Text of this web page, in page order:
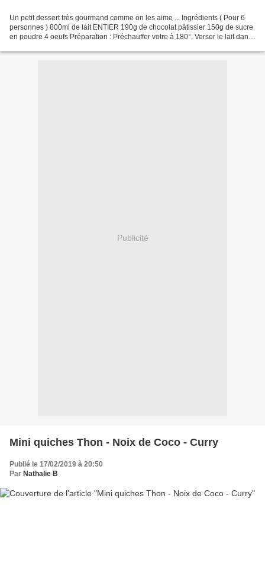
Un petit dessert très gourmand comme on les aime ... Ingrédients ( Pour 6
personnes ) 800ml de lait ENTIER 190g de chocolat pâtissier 150g de sucre
en poudre 4 oeufs Préparation : Préchauffer votre à 180°. Verser le lait dans
Publicité
Mini quiches Thon - Noix de Coco - Curry
Publié le 17/02/2019 à 20:50
Par Nathalie B